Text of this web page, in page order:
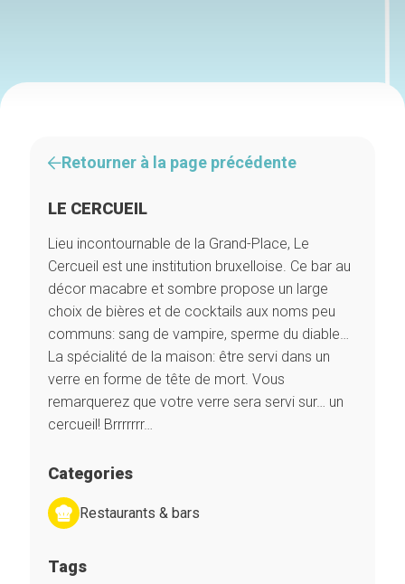
Retourner à la page précédente
LE CERCUEIL
Lieu incontournable de la Grand-Place, Le
Cercueil est une institution bruxelloise. Ce bar au
décor macabre et sombre propose un large
choix de bières et de cocktails aux noms peu
communs: sang de vampire, sperme du diable…
La spécialité de la maison: être servi dans un
verre en forme de tête de mort. Vous
remarquerez que votre verre sera servi sur… un
cercueil! Brrrrrrr…
Categories
Restaurants & bars
Tags